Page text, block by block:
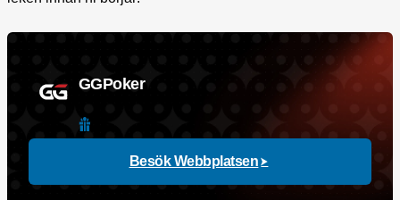
GGPoker
Besök Webbplatsen